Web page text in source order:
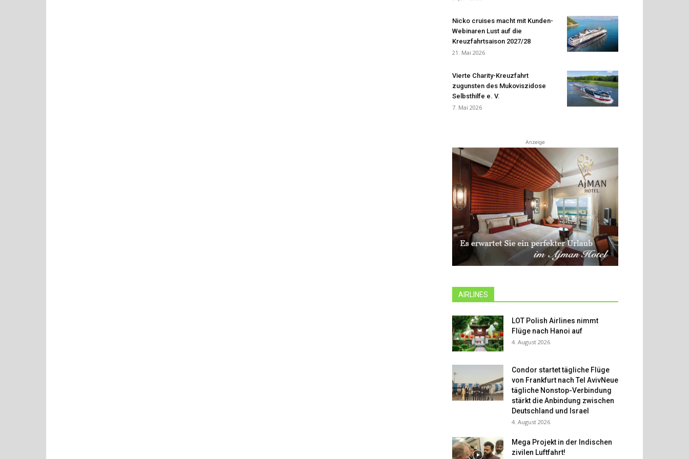
Nicko cruises macht mit Kunden-
Webinaren Lust auf die
Kreuzfahrtsaison 2027/28
21. Mai 2026
Vierte Charity-Kreuzfahrt
zugunsten des Mukoviszidose
Selbsthilfe e. V.
7. Mai 2026
Anzeige
AIRLINES
LOT Polish Airlines nimmt
Flüge nach Hanoi auf
4. August 2026
Condor startet tägliche Flüge
von Frankfurt nach Tel AvivNeue
tägliche Nonstop-Verbindung
stärkt die Anbindung zwischen
Deutschland und Israel
4. August 2026
Mega Projekt in der Indischen
zivilen Luftfahrt!